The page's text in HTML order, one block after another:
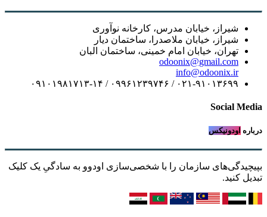
شیراز، خیابان مدرس، کارخانه نوآوری
شیراز، خیابان ملاصدرا، ساختمان دیار
تهران، خیابان امام خمینی، ساختمان البان
odoonix@gmail.com
info@odoonix.ir
۰۲۱-۹۱۰۱۳۶۹۹ / ۰۹۹۶۱۲۳۹۷۴۶ / ۰۹۱۰۱۹۸۱۷۱۳-۱۴
Social Media
درباره اودونیکس
بپیچیدگی‌های سازمان را با شخصی‌سازی اودوو به سادگیِ یک کلیک
تبدیل کنید.